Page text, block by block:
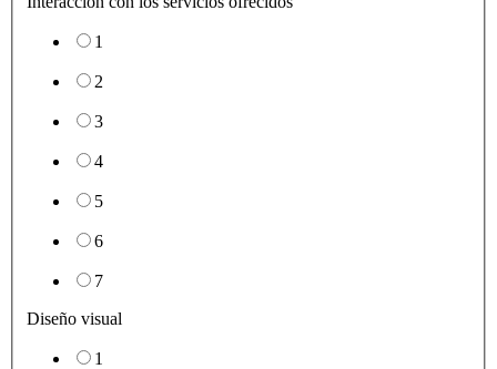
1
2
3
4
5
6
7
Diseño visual
1